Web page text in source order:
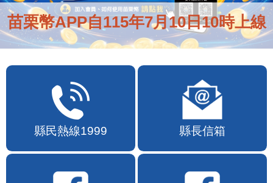
苗栗幣APP自115年7月10日10時上線
縣民熱線1999 縣長信箱